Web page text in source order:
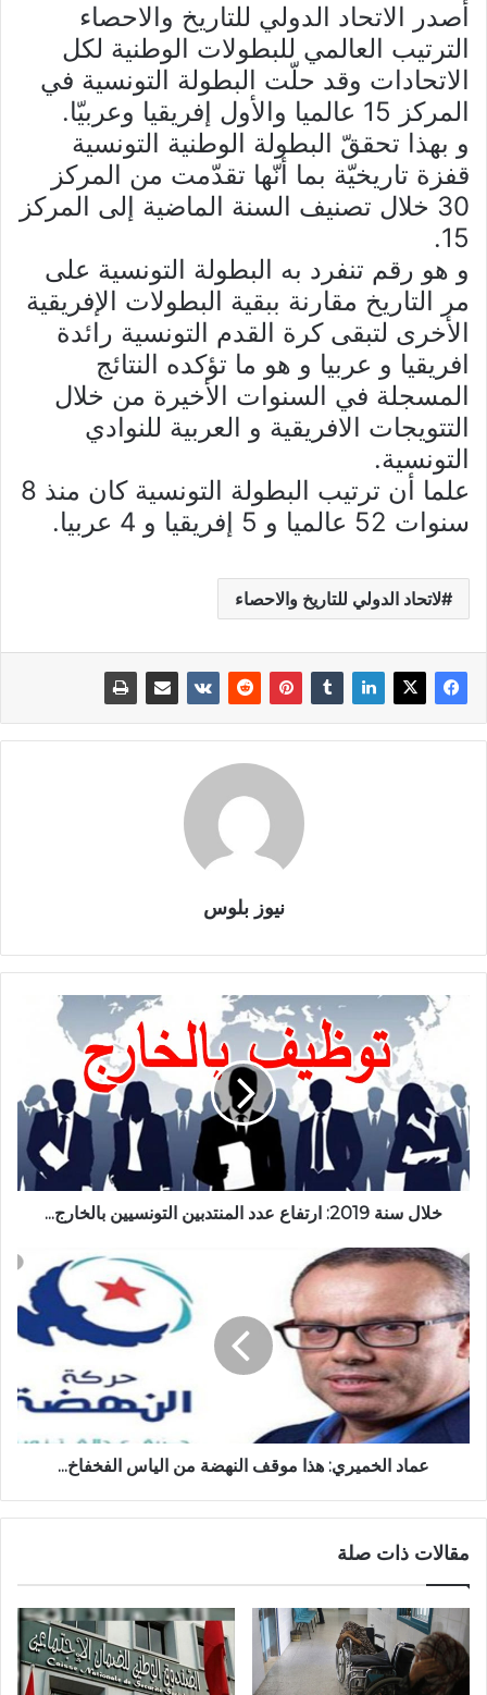
أصدر الاتحاد الدولي للتاريخ والاحصاء
الترتيب العالمي للبطولات الوطنية لكل
الاتحادات وقد حلّت البطولة التونسية في
المركز 15 عالميا والأول إفريقيا وعربيّا
.
و بهذا تحققّ البطولة الوطنية التونسية
قفزة تاريخيّة بما أنّها تقدّمت من المركز
30 خلال تصنيف السنة الماضية إلى المركز
15
.
و هو رقم تنفرد به البطولة التونسية على
مر التاريخ مقارنة ببقية البطولات الإفريقية
الأخرى لتبقى كرة القدم التونسية رائدة
افريقيا و عربيا و هو ما تؤكده النتائج
المسجلة في السنوات الأخيرة من خلال
التتويجات الافريقية و العربية للنوادي
التونسية.
علما أن ترتيب البطولة التونسية كان منذ 8
سنوات 52 عالميا و 5 إفريقيا و 4 عربيا.
لاتحاد الدولي للتاريخ والاحصاء
نيوز بلوس
خلال سنة 2019: ارتفاع عدد المنتدبين التونسيين بالخارج...
عماد الخميري: هذا موقف النهضة من الياس الفخفاخ...
مقالات ذات صلة